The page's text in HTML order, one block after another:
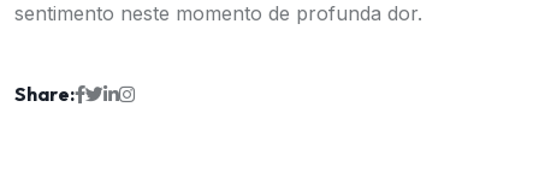
sentimento neste momento de profunda dor.
Share: